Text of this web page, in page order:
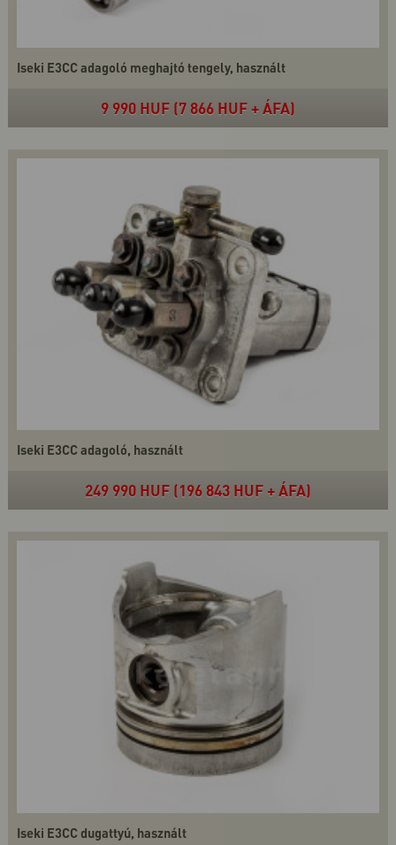
Iseki E3CC adagoló meghajtó tengely, használt
9 990 HUF (7 866 HUF + ÁFA)
Iseki E3CC adagoló, használt
249 990 HUF (196 843 HUF + ÁFA)
Iseki E3CC dugattyú, használt